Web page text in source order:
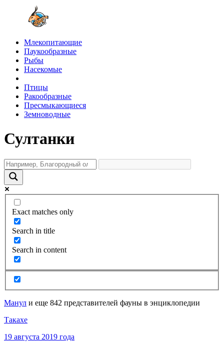
Млекопитающие
Паукообразные
Рыбы
Насекомые
Птицы
Ракообразные
Пресмыкающиеся
Земноводные
Султанки
Exact matches only
Search in title
Search in content
Манул и еще 842 представителей фауны в энциклопедии
Такахе
19 августа 2019 года